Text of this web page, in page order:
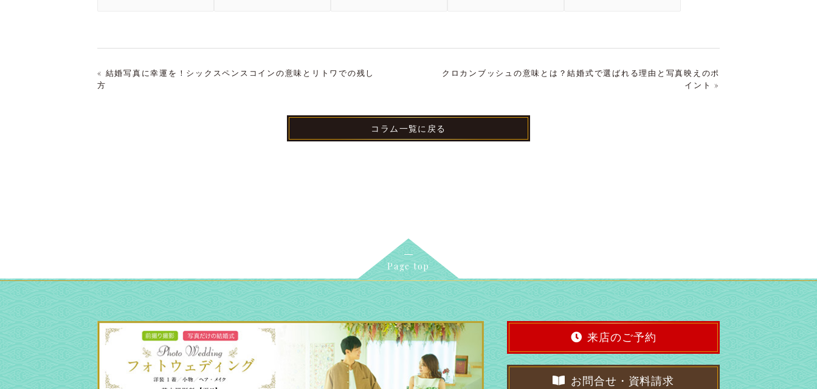
« 結婚写真に幸運を！シックスペンスコインの意味とリトワでの残し
方
クロカンブッシュの意味とは？結婚式で選ばれる理由と写真映えのポ
イント »
コラム一覧に戻る
Page top
来店のご予約
お問合せ・資料請求